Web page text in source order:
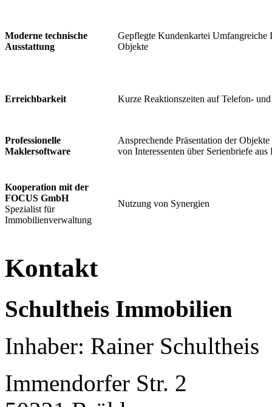
Moderne technische
Ausstattung
Gepflegte Kundenkartei Umfangreiche
Objekte
Erreichbarkeit Kurze Reaktionszeiten auf Telefon-
Professionelle
Maklersoftware
Ansprechende Präsentation der
von Interessenten über Serienbriefe
Kooperation mit der
FOCUS GmbH
Spezialist für
Immobilienverwaltung
Nutzung von Synergien
Kontakt
Schultheis Immobilien
Inhaber: Rainer Schultheis
Immendorfer Str. 2